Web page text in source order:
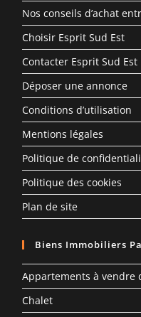
Nos conseils d’achat
Choisir Esprit Sud Est
Contacter Esprit Sud Est
Déposer une annonce
Conditions d’utilisation
Mentions légales
Politique de
Politique des cookies
Plan de site
Biens Immobiliers
Appartements à
Chalet